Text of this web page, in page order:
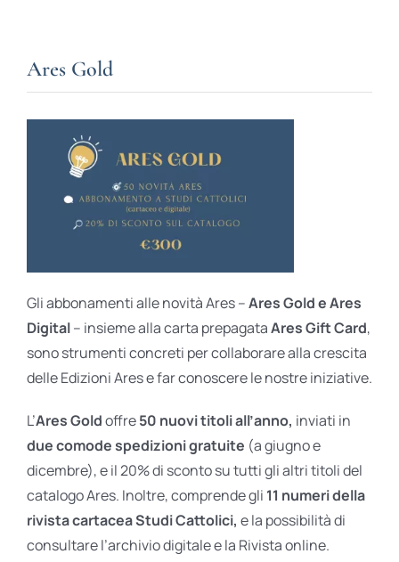
Ares Gold
Gli abbonamenti alle novità Ares –Ares Gold e Ares
Digital– insieme alla carta prepagataAres Gift Card,
sono strumenti concreti per collaborare alla crescita
delle Edizioni Ares e far conoscere le nostre iniziative.
L’Ares Goldoffre50 nuovi titoli all’anno, inviati in
due comode spedizioni gratuite (a giugno e
dicembre), e il 20% di sconto su tutti gli altri titoli del
catalogo Ares. Inoltre, comprende gli 11 numeri della
rivista cartacea Studi Cattolici, e la possibilità di
consultare l’archivio digitale e la Rivista online.